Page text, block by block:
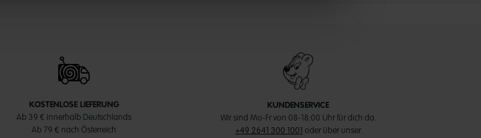
KOSTENLOSE LIEFERUNG
Ab 39 € innerhalb Deutschlands
Ab 79 € nach Österreich
KUNDENSERVICE
Wir sind Mo-Fr von 08-18:00 Uhr für dich da.
+49 2641 300 1001
oder über unser